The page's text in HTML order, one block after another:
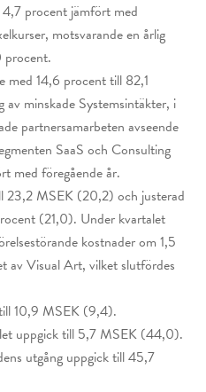
procent jämfört med
motsvarande en årlig
med 14,6 procent till 82,1
minskade Systemsintäkter, i
partnersamarbeten avseende
SaaS och Consulting
med föregående år.
23,2 MSEK (20,2) och justerad
(21,0). Under kvartalet
kostnader om 1,5
av Visual Art, vilket slutfördes
10,9 MSEK (9,4).
uppgick till 5,7 MSEK (44,0).
utgång uppgick till 45,7